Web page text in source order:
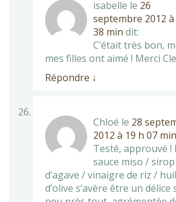
isabelle le 26
septembre 2012 à
38 min dit:
C’était très bon,
mes filles ont aimé ! Merci
Répondre ↓
Chloé le 28
2012 à 19 h 07 min
Testé, approuvé !
sauce miso / sirop
d’agave / vinaigre de riz /
d’olive s’avère être un délice